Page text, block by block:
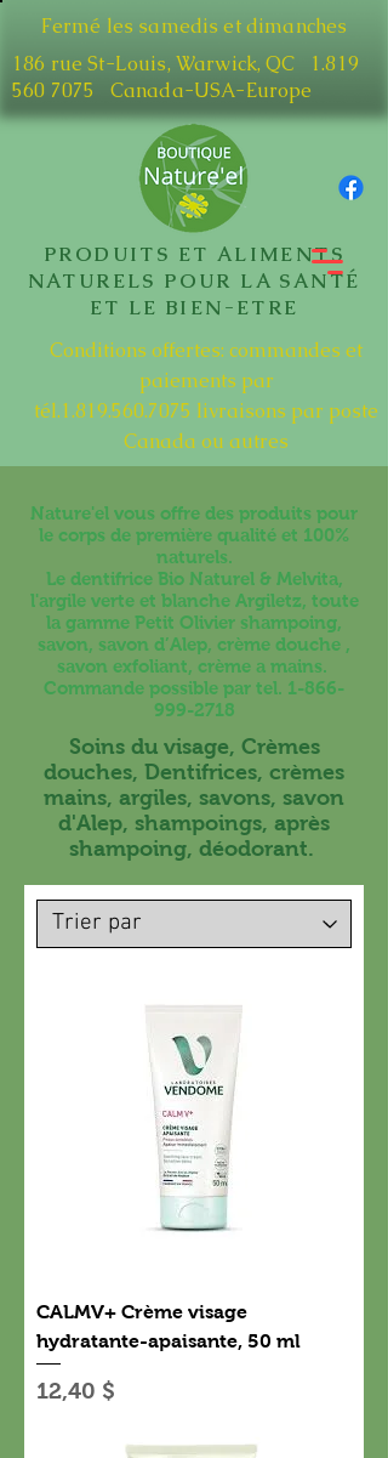
Fermé les samedis et dimanches
186 rue St-Louis, Warwick, QC​ 1.819
560 7075
Canada-USA-Europe
PRODUITS ET ALIMENTS
NATURELS POUR LA SANTÉ
ET LE BIEN-ETRE
Conditions offertes: commandes et
paiements par
tél.1.819.560.7075 livraisons par poste
Canada ou autres
Nature'el vous offre des produits pour
le corps de première qualité et 100%
naturels.
Le dentifrice Bio Naturel & Melvita,
l'argile verte et blanche Argiletz, toute
la gamme Petit Olivier shampoing,
savon, savon d’Alep, crème douche ,
savon exfoliant, crème a mains.
Commande possible par tel. 1-866-
999-2718
Soins du visage, Crèmes
douches, Dentifrices, crèmes
mains, argiles, savons, savon
d'Alep, shampoings, après
shampoing, déodorant.
CALMV+ Crème visage
hydratante-apaisante, 50 ml
Prix
12,40 $